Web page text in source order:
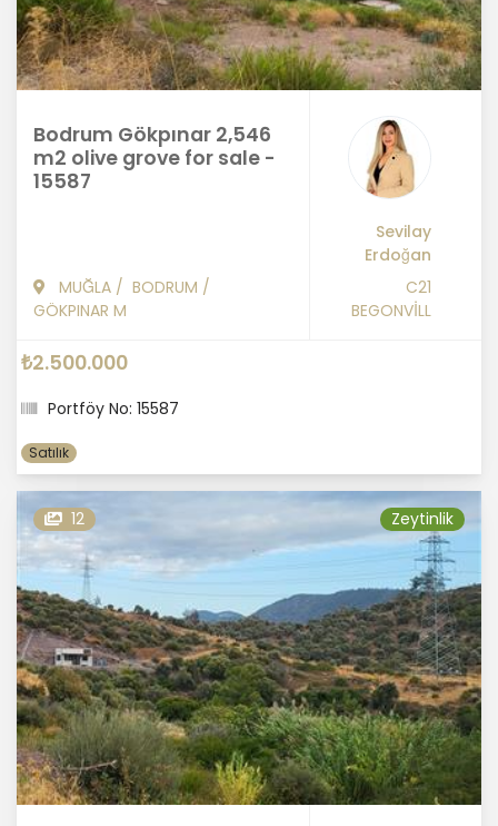
Bodrum Gökpınar 2,546
m2 olive grove for sale -
15587
MUĞLA / BODRUM /
GÖKPINAR M
Sevilay
Erdoğan
C21
BEGONVİLL
₺2.500.000
Portföy No: 15587
Satılık
12 Zeytinlik